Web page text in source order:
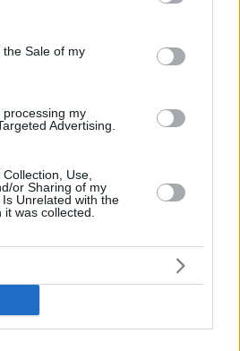
Google and its third-party tags to
purposes in below Google
Sale of my
my
Advertising.
Use,
or Sharing of my
Unrelated with the
was collected.